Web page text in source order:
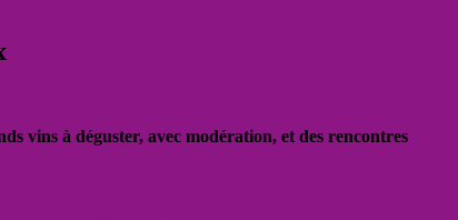
vins à déguster, avec modération, et des rencontres